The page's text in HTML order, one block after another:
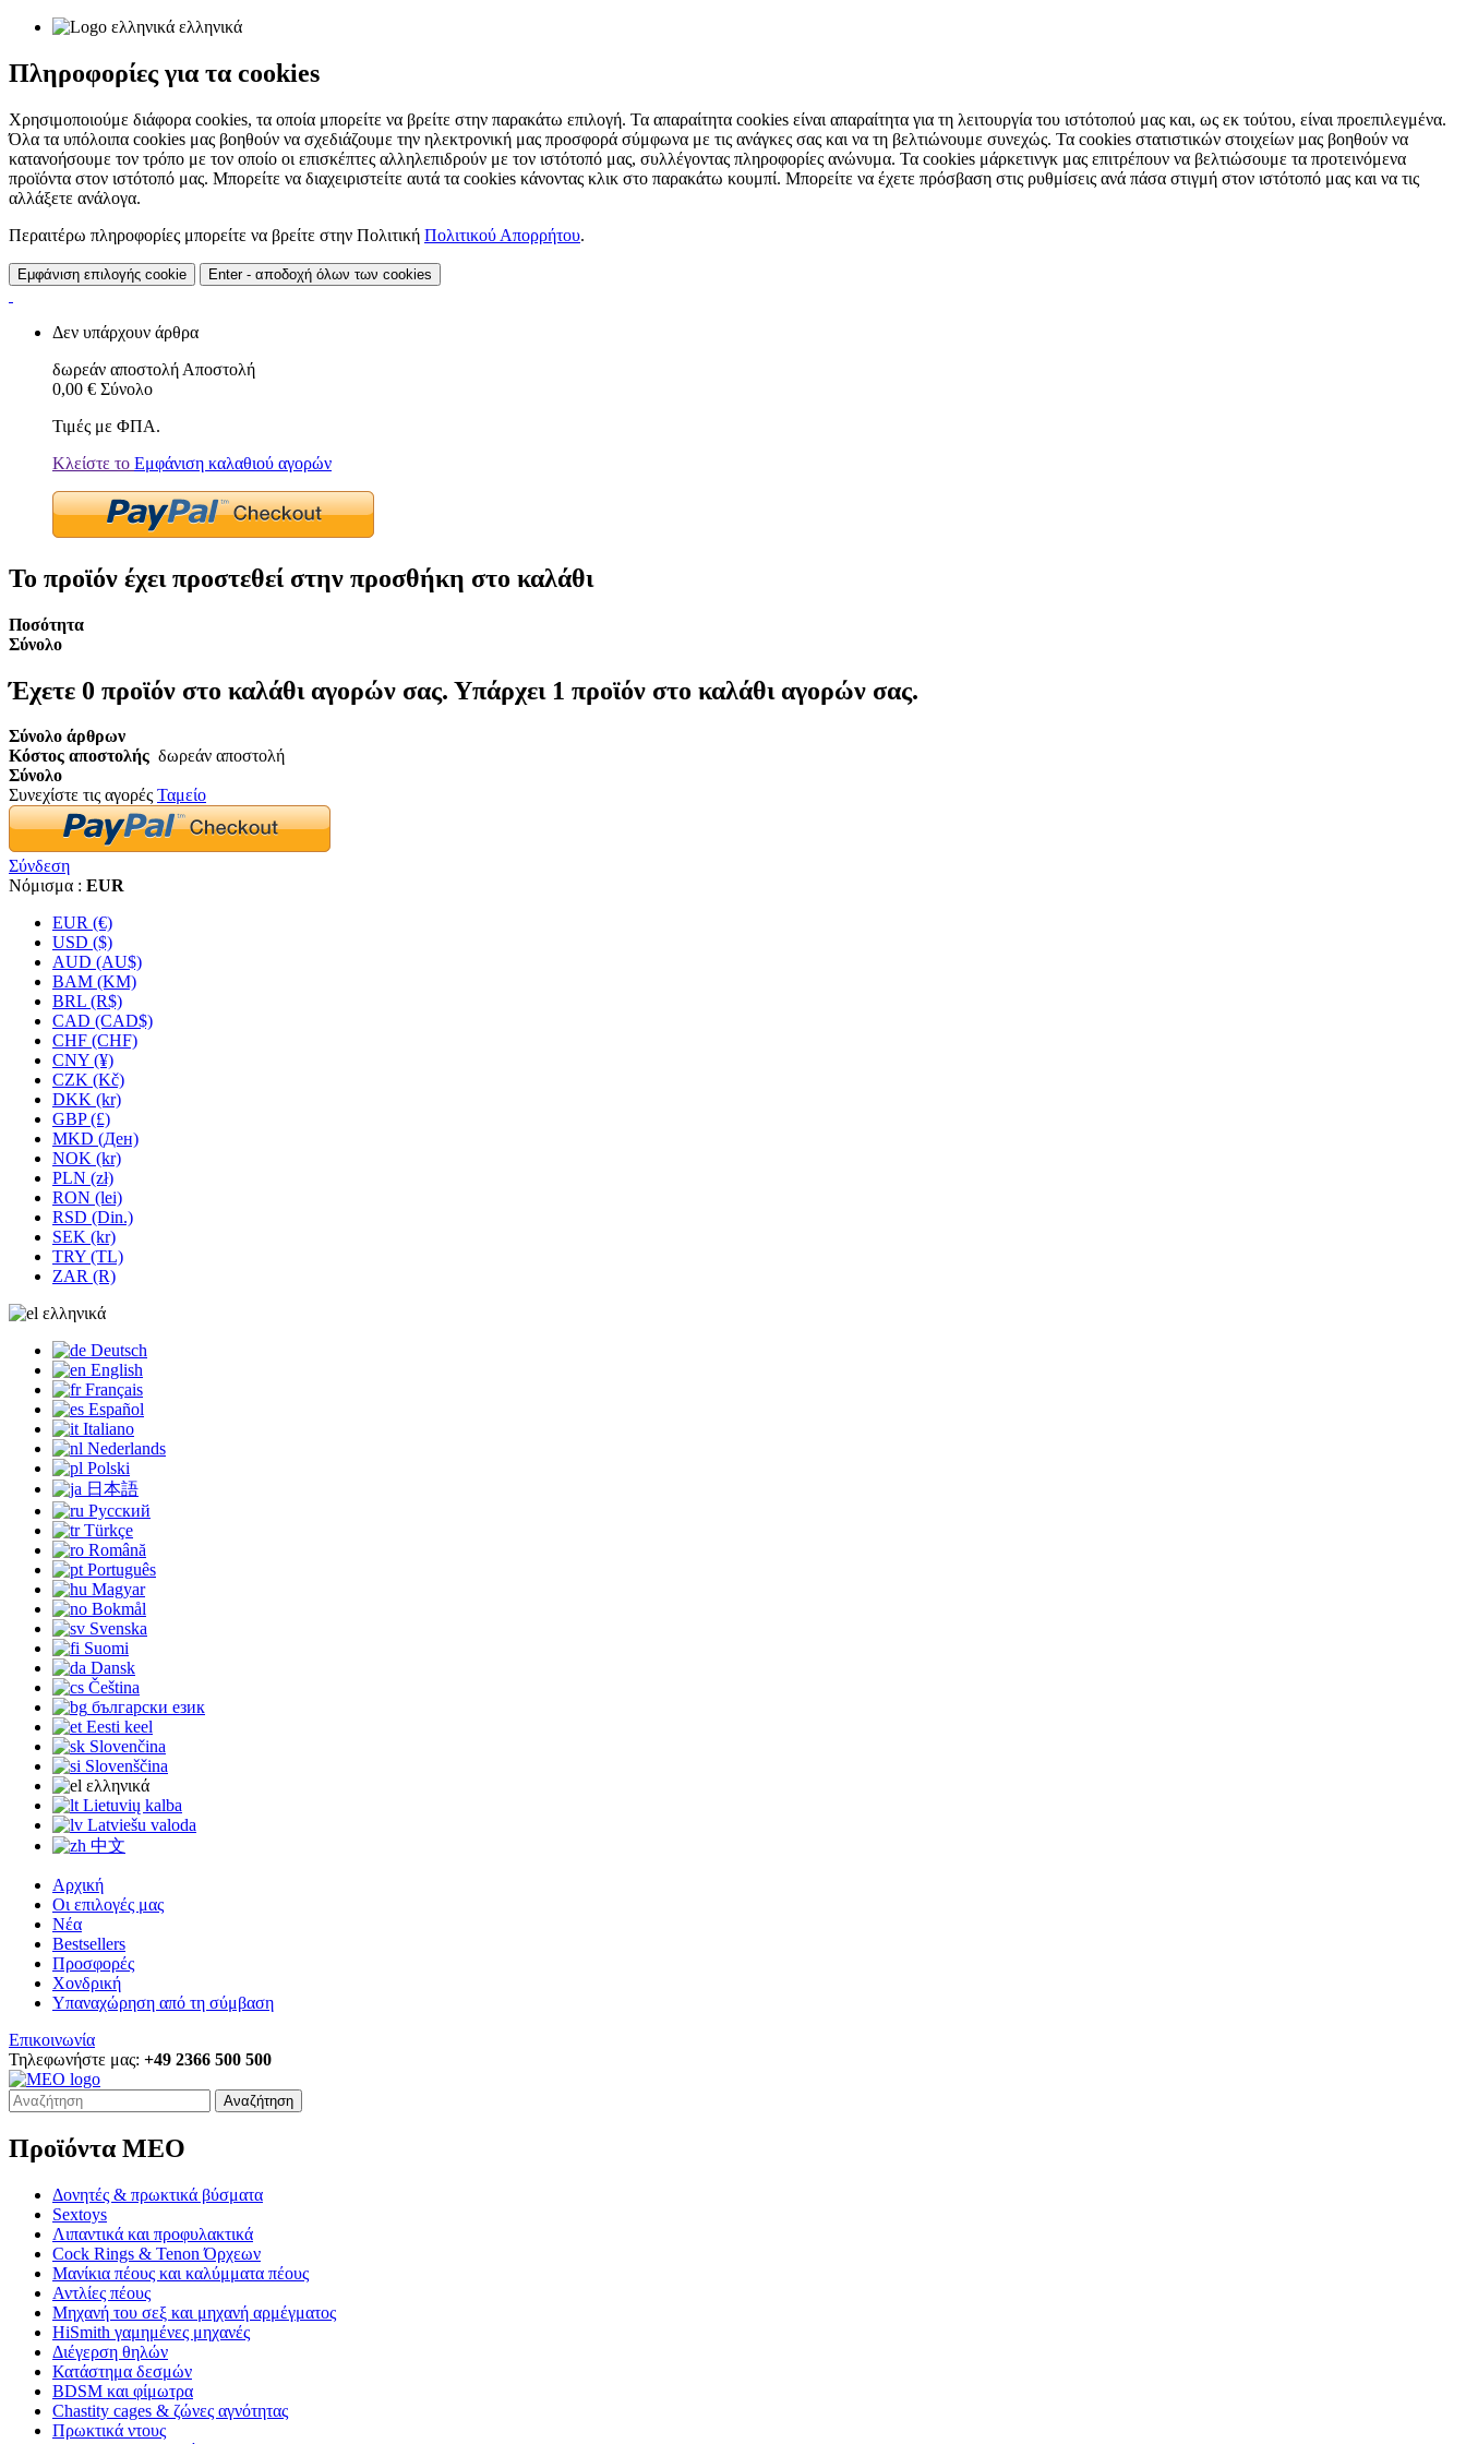
ελληνικά
Πληροφορίες για τα cookies
Χρησιμοποιούμε διάφορα cookies, τα οποία μπορείτε να βρείτε στην παρακάτω επιλογή. Τα απαραίτητα cookies είναι απαραίτητα για τη λειτουργία του ιστότοπού μας και, ως εκ τούτου, είναι προεπιλεγμένα.
Όλα τα υπόλοιπα cookies μας βοηθούν να σχεδιάζουμε την ηλεκτρονική μας προσφορά σύμφωνα με τις ανάγκες σας και να τη βελτιώνουμε συνεχώς. Τα cookies στατιστικών στοιχείων μας βοηθούν να
κατανοήσουμε τον τρόπο με τον οποίο οι επισκέπτες αλληλεπιδρούν με τον ιστότοπό μας, συλλέγοντας πληροφορίες ανώνυμα. Τα cookies μάρκετινγκ μας επιτρέπουν να βελτιώσουμε τα προτεινόμενα
προϊόντα στον ιστότοπό μας. Μπορείτε να διαχειριστείτε αυτά τα cookies κάνοντας κλικ στο παρακάτω κουμπί. Μπορείτε να έχετε πρόσβαση στις ρυθμίσεις ανά πάσα στιγμή στον ιστότοπό μας και να τις
αλλάξετε ανάλογα.
Περαιτέρω πληροφορίες μπορείτε να βρείτε στην Πολιτική Πολιτικού Απορρήτου.
Εμφάνιση επιλογής cookie Enter - αποδοχή όλων των cookies
Δεν υπάρχουν άρθρα
δωρεάν αποστολή Αποστολή
0,00 € Σύνολο
Τιμές με ΦΠΑ.
Κλείστε το Εμφάνιση καλαθιού αγορών
Το προϊόν έχει προστεθεί στην προσθήκη στο καλάθι
Ποσότητα
Σύνολο
Έχετε 0 προϊόν στο καλάθι αγορών σας. Υπάρχει 1 προϊόν στο καλάθι αγορών σας.
Σύνολο άρθρων
Κόστος αποστολής δωρεάν αποστολή
Σύνολο
Συνεχίστε τις αγορές Ταμείο
Σύνδεση
Νόμισμα : EUR
EUR (€)
USD ($)
AUD (AU$)
BAM (KM)
BRL (R$)
CAD (CAD$)
CHF (CHF)
CNY (¥)
CZK (Kč)
DKK (kr)
GBP (£)
MKD (Ден)
NOK (kr)
PLN (zł)
RON (lei)
RSD (Din.)
SEK (kr)
TRY (TL)
ZAR (R)
ελληνικά
Deutsch
English
Français
Español
Italiano
Nederlands
Polski
日本語
Русский
Türkçe
Română
Português
Magyar
Bokmål
Svenska
Suomi
Dansk
Čeština
български език
Eesti keel
Slovenčina
Slovenščina
ελληνικά
Lietuvių kalba
Latviešu valoda
中文
Αρχική
Οι επιλογές μας
Νέα
Bestsellers
Προσφορές
Χονδρική
Υπαναχώρηση από τη σύμβαση
Επικοινωνία
Τηλεφωνήστε μας: +49 2366 500 500
Αναζήτηση
Προϊόντα MEO
Δονητές & πρωκτικά βύσματα
Sextoys
Λιπαντικά και προφυλακτικά
Cock Rings & Tenon Όρχεων
Μανίκια πέους και καλύμματα πέους
Αντλίες πέους
Μηχανή του σεξ και μηχανή αρμέγματος
HiSmith γαμημένες μηχανές
Διέγερση θηλών
Κατάστημα δεσμών
BDSM και φίμωτρα
Chastity cages & ζώνες αγνότητας
Πρωκτικά ντους